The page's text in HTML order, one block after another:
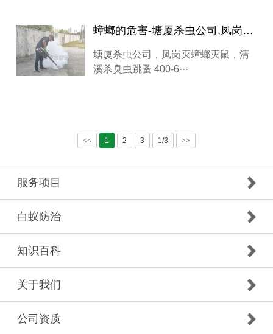
蟑螂的危害-塘厦杀虫公司,凤岗灭蟑螂灭鼠,清溪杀臭虫跳蚤
塘厦杀虫公司，凤岗灭蟑螂灭鼠，清
溪杀臭虫跳蚤 400-6···
<< 1 2 3 1/3 >>
服务项目
白蚁防治
知识百科
关于我们
公司资质